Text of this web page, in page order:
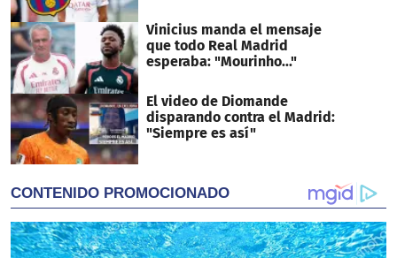
Vinicius manda el mensaje
que todo Real Madrid
esperaba: "Mourinho..."
El video de Diomande
disparando contra el Madrid:
"Siempre es así"